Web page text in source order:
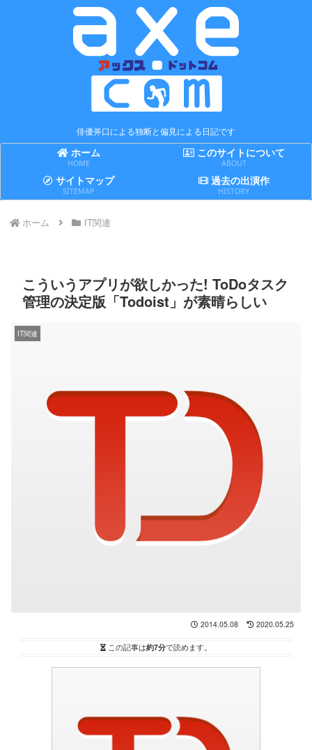
俳優斧口による独断と偏見による日記です
ホーム
HOME
このサイトについて
ABOUT
サイトマップ
SITEMAP
過去の出演作
HISTORY
ホーム IT関連
こういうアプリが欲しかった! ToDoタスク
管理の決定版「Todoist」が素晴らしい
IT関連
2014.05.08 2020.05.25
この記事は約7分で読めます。